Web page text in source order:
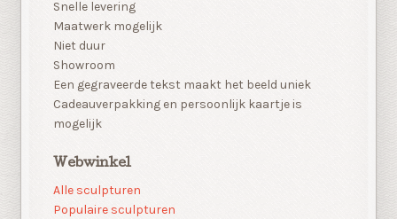
Snelle levering
Maatwerk mogelijk
Niet duur
Showroom
Een gegraveerde tekst maakt het beeld uniek
Cadeauverpakking en persoonlijk kaartje is
mogelijk
Webwinkel
Alle sculpturen
Populaire sculpturen